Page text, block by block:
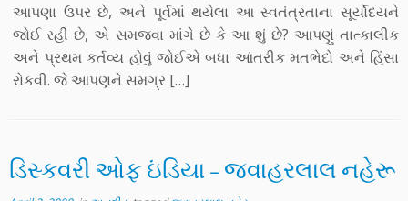
આપણા ઉપર છે, અને પૂર્વમાં થયેલા આ સ્વતંત્રતાના સૂર્યોદયને
જોઈ રહી છે, એ સમજવા માંગે છે કે આ શું છે? આપણું તાત્કાલીક
અને પ્રથમ કર્તવ્ય હોવું જોઈએ બધા આંતરીક મતભેદો અને હિંસા
રોકવી. જે આપણને સમગ્ર […]
ડિસ્કવરી ઓફ ઇંડિયા – જવાહરલાલ નહેરૂ